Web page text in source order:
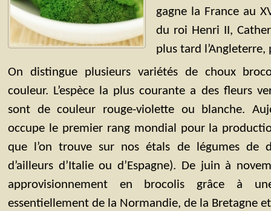
gagne la France au
du roi Henri II,
plus tard l’Angleterre,
On distingue plusieurs variétés de choux
couleur. L’espèce la plus courante a des fleurs
sont de couleur rouge-violette ou blanche.
occupe le premier rang mondial pour la
que l’on trouve sur nos étals de légumes de
d’ailleurs d’Italie ou d’Espagne). De juin à
approvisionnement en brocolis grâce à
essentiellement de la Normandie, de la Bretagne